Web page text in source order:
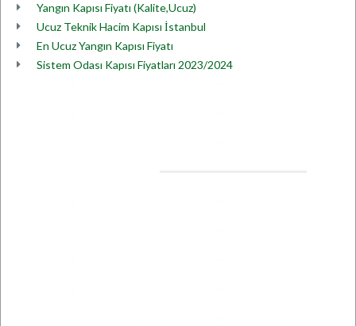
Yangın Kapısı Fiyatı (Kalite,Ucuz)
Ucuz Teknik Hacim Kapısı İstanbul
En Ucuz Yangın Kapısı Fiyatı
Sistem Odası Kapısı Fiyatları 2023/2024